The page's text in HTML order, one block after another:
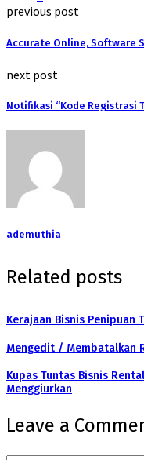
previous post
Accurate Online, Software
next post
Notifikasi “Kode Registrasi
ademuthia
Related posts
Kerajaan Bisnis Penipuan
Mengedit / Membatalkan
Kupas Tuntas Bisnis
Menggiurkan
Leave a